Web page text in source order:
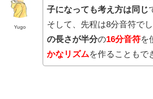
Yugo
子になっても考え方は同じ
そして、先程は8分音符で
の長さが半分の16分音符を
かなリズムを作ることもで